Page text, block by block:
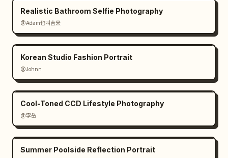
Realistic Bathroom Selfie Photography
@Adam也叫吉米
Korean Studio Fashion Portrait
@Johnn
Cool-Toned CCD Lifestyle Photography
@李岳
Summer Poolside Reflection Portrait